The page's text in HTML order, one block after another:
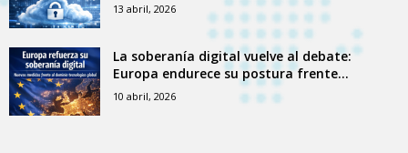
13 abril, 2026
La soberanía digital vuelve al debate:
Europa endurece su postura frente...
10 abril, 2026